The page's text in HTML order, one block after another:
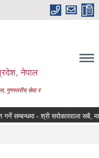
नेपाल
गुणस्तरीय सेवा र
सम्बन्धमा - श्री सरोकारवाला सबै,